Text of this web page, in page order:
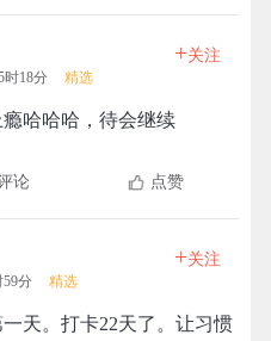
时18分 精选
+关注
哈哈哈，待会继续
论 点赞
59分 精选
+关注
天。打卡22天了。让习惯